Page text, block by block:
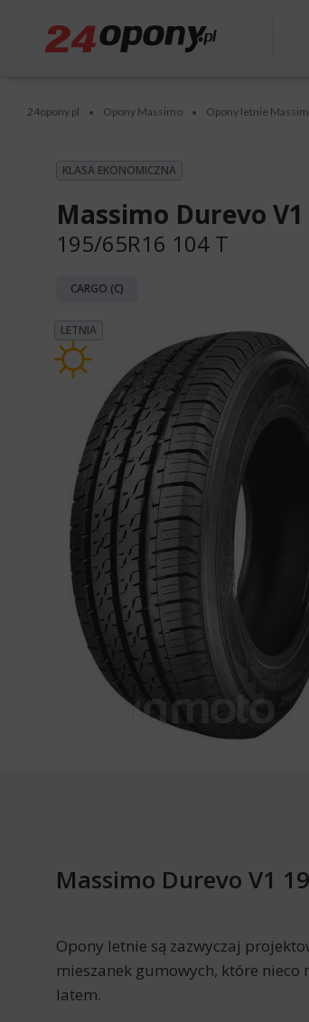
24opony.pl • Opony Massimo • Opony letnie
KLASA EKONOMICZNA
Massimo Durevo V1
195/65R16 104 T
CARGO (C)
LETNIA
Massimo Durevo V1
Opony letnie są zazwyczaj
mieszanek gumowych, które
latem.